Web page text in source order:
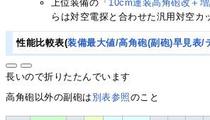
上位装備の「 10cm連装高角砲改＋
らは対空電探と合わせた汎用対空カ
性能比較表(装備最大値/高角砲(副砲)早見表/
長いので折りたたんでいます
高角砲以外の副砲は 別表参照のこと